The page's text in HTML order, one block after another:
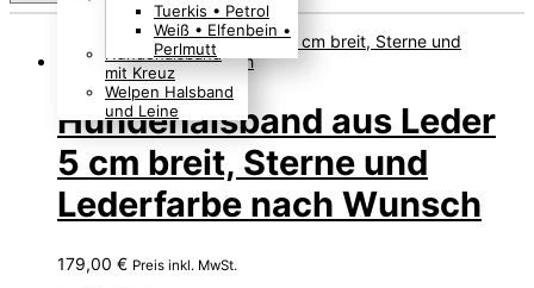
Boho Indianer
Hippie Look
Hundehalsband
mit Kreuz
Welpen Halsband
und Leine
Tuerkis • Petrol
Weiß • Elfenbein •
Perlmutt
Hundehalsband aus Leder
5 cm breit, Sterne und
Lederfarbe nach Wunsch
179,00 € Preis inkl. MwSt.